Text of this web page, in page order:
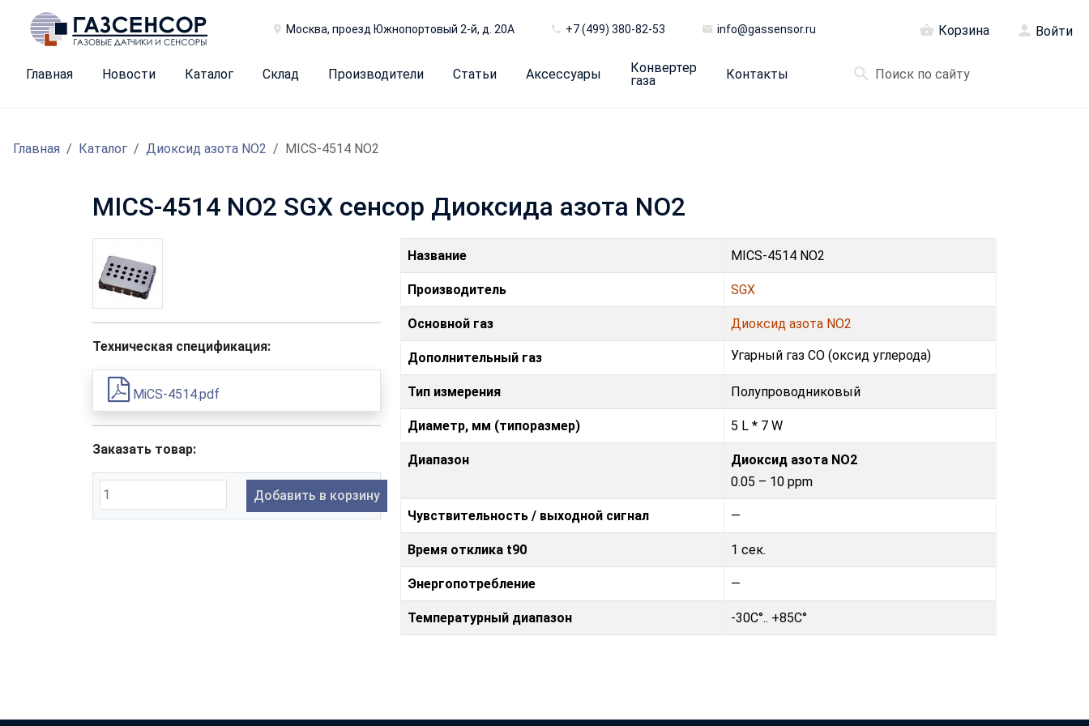
Москва, проезд Южнопортовый 2-й, д. 20А +7 (499) 380-82-53 info@gassensor.ru Корзина Войти
Главная Новости Каталог Склад Производители Статьи Аксессуары
Конвертер
газа
Контакты
Главная Каталог Диоксид азота NO2 MICS-4514 NO2
MICS-4514 NO2 SGX сенсор Диоксида азота NO2
Техническая спецификация:
MiCS-4514.pdf
Заказать товар:
Добавить в корзину
Название MICS-4514 NO2
Производитель SGX
Основной газ Диоксид азота NO2
Дополнительный газ Угарный газ CO (оксид углерода)
Тип измерения Полупроводниковый
Диаметр, мм (типоразмер) 5 L * 7 W
Диапазон
Диоксид азота NO2
0.05 – 10 ppm
Чувствительность / выходной сигнал —
Время отклика t90 1 сек.
Энергопотребление —
Температурный диапазон -30C°.. +85C°